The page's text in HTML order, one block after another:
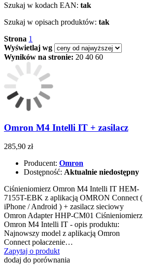
Szukaj w kodach EAN: tak
Szukaj w opisach produktów: tak
Strona 1
Wyświetlaj wg
Wyników na stronie: 20 40 60
Omron M4 Intelli IT + zasilacz
285,90 zł
Producent: Omron
Dostępność: Aktualnie niedostępny
Ciśnieniomierz Omron M4 Intelli IT HEM-
7155T-EBK z aplikacją OMRON Connect (
iPhone / Android ) + zasilacz sieciowy
Omron Adapter HHP-CM01 Ciśnieniomierz
Omron M4 Intelli IT - opis produktu:
Najnowszy model z aplikacją Omron
Connect połaczenie…
Zapytaj o produkt
dodaj do porównania